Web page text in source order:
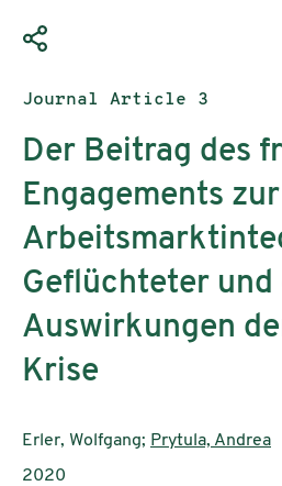
Publication type:
Journal Article 3
Der Beitrag des
Engagements zur
Geflüchteter und
Auswirkungen
Krise
Authors:
Erler, Wolfgang; Prytula, Andrea
Publication year:
2020